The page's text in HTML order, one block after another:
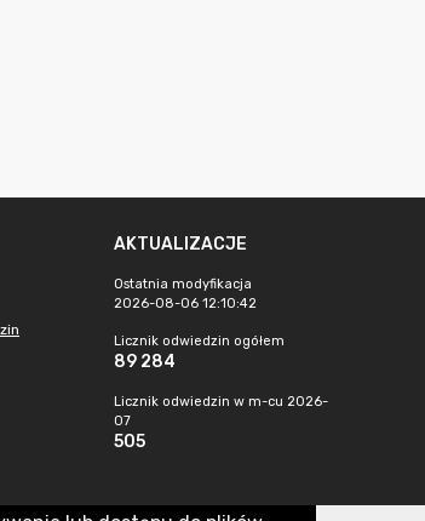
AKTUALIZACJE
Ostatnia modyfikacja
2026-08-06 12:10:42
Licznik odwiedzin ogółem
89 284
Licznik odwiedzin w m-cu 2026-
07
505